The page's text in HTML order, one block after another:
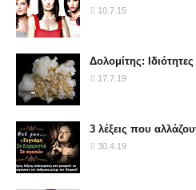
10.7.15
Δολομίτης:
17.7.19
3 λέξεις που
30.4.19